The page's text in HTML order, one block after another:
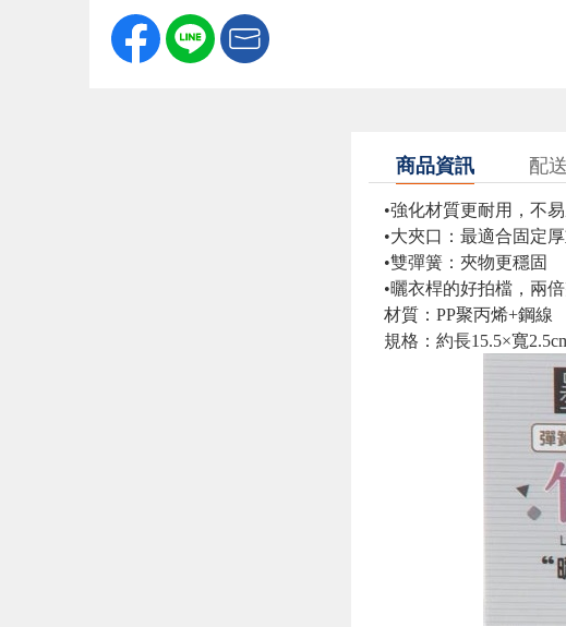
商品資訊 配
•強化材質更耐用，不
•大夾口：最適合固定
•雙彈簧：夾物更穩固
•曬衣桿的好拍檔，兩
材質：PP聚丙烯+鋼線
規格：約長15.5×寬